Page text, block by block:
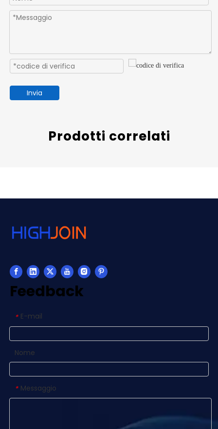
Invia
Prodotti correlati
Feedback
* E-mail
Nome
* Messaggio